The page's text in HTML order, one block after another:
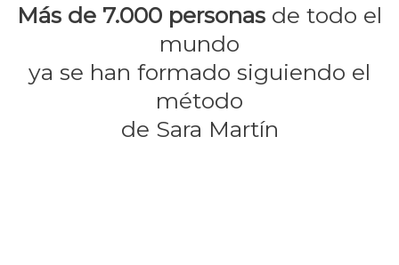
Más de 7.000 personas de todo el
mundo
ya se han formado siguiendo el
método
de Sara Martín